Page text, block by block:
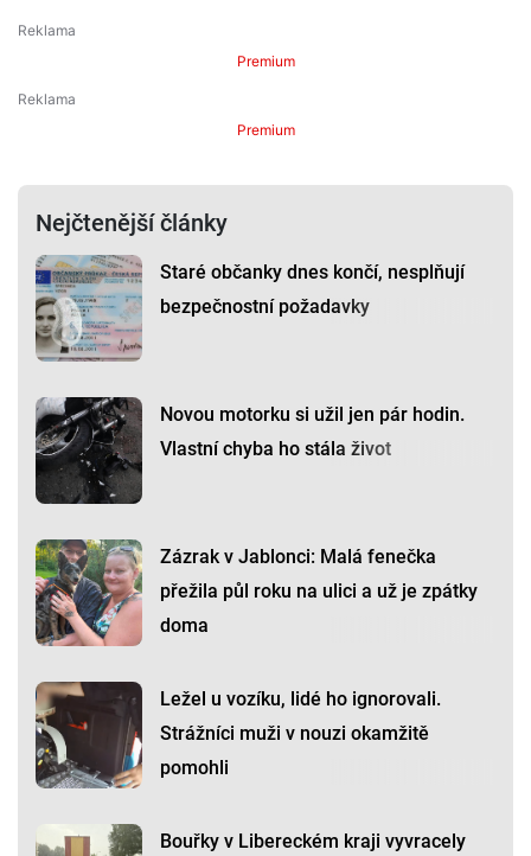
Premium
Premium
Nejčtenější články
Staré občanky dnes končí, nesplňují
bezpečnostní požadavky
Novou motorku si užil jen pár hodin.
Vlastní chyba ho stála život
Zázrak v Jablonci: Malá fenečka
přežila půl roku na ulici a už je zpátky
doma
Ležel u vozíku, lidé ho ignorovali.
Strážníci muži v nouzi okamžitě
pomohli
Bouřky v Libereckém kraji vyvracely